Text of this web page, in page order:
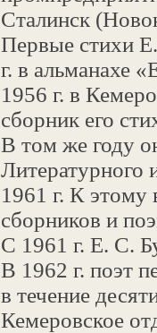
Сталинск
Первые стихи
г. в альманахе
1956 г. в
сборник его
В том же году
Литературного
1961 г. К этому
сборников и
С 1961 г. Е. С.
В 1962 г. поэт
в течение
Кемеровское